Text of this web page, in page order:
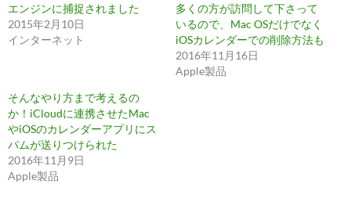
エンジンに捕捉されました
2015年2月10日
インターネット
多くの方が訪問して下さって
いるので、Mac OSだけでなく
iOSカレンダーでの削除方法も
2016年11月16日
Apple製品
そんなやり方まで考えるの
か！iCloudに連携させたMac
やiOSのカレンダーアプリにス
パムが送りつけられた
2016年11月9日
Apple製品